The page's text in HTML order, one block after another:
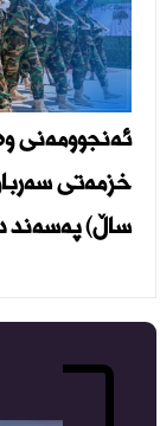
ئەنجوومەنی
خزمەتی
ساڵ) پەسەند